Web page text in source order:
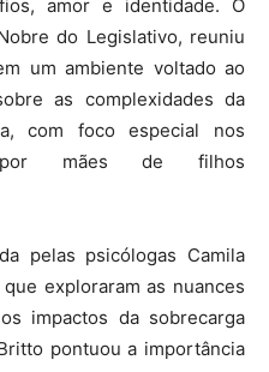
amor e identidade. O
do Legislativo, reuniu
um ambiente voltado ao
as complexidades da
com foco especial nos
por mães de filhos
pelas psicólogas Camila
exploraram as nuances
impactos da sobrecarga
pontuou a importância